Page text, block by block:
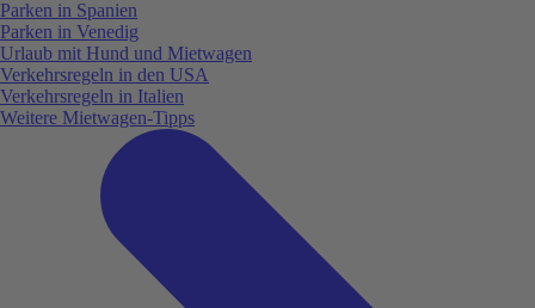
Parken in Spanien
Parken in Venedig
Urlaub mit Hund und Mietwagen
Verkehrsregeln in den USA
Verkehrsregeln in Italien
Weitere Mietwagen-Tipps